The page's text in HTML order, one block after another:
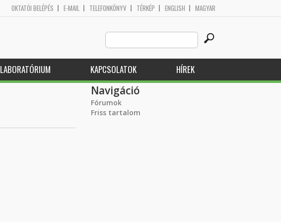
OKTATÓI BELÉPÉS E-MAIL TELEFONKÖNYV TÉRKÉP ENGLISH MAGYAR
Search
this
site
LABORATÓRIUM KAPCSOLATOK HÍREK
Navigáció
Fórumok
Friss tartalom